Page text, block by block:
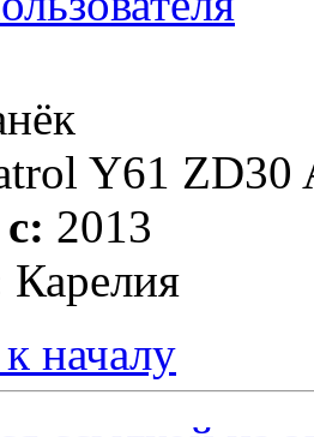
Y61 ZD30
2013
Карелия
началу